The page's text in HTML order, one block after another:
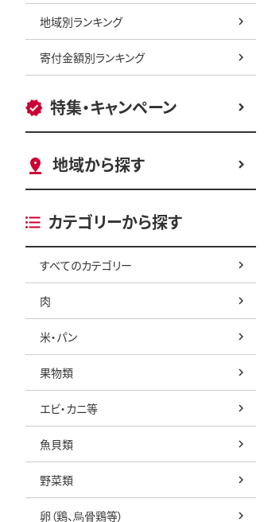
地域別ランキング
寄付金額別ランキング
特集・キャンペーン
地域から探す
カテゴリーから探す
すべてのカテゴリー
肉
米・パン
果物類
エビ・カニ等
魚貝類
野菜類
卵（鶏、烏骨鶏等）